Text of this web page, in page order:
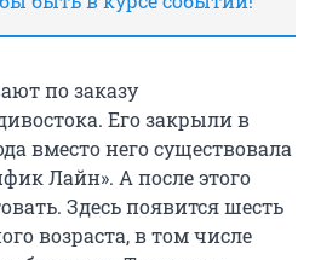
по заказу
Его закрыли в
вместо него существовала
Лайн». А после этого
Здесь появится шесть
возраста, в том числе